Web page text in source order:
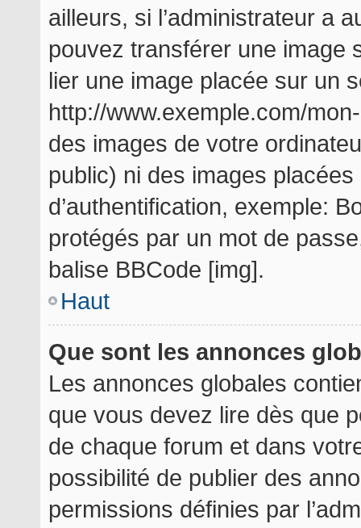
ailleurs, si l’administrateur a
pouvez transférer une image
lier une image placée sur un
http://www.exemple.com/
des images de votre
public) ni des images
d’authentification, exemple:
protégés par un mot de
balise BBCode [img].
Haut
Que sont les annonces
Les annonces globales
que vous devez lire dès que
de chaque forum et dans
possibilité de publier des
permissions définies par